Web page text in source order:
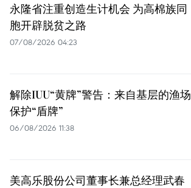
永隆省注重创造生计机会 为高棉族同
胞开辟脱贫之路
07/08/2026 04:23
解除IUU“黄牌”警告：来自基层的渔场
保护“盾牌”
06/08/2026 11:38
美高乐股份公司董事长兼总经理武春